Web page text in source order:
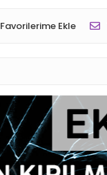
Favorilerime Ekle